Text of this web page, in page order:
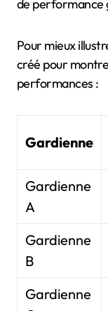
de performance
Pour mieux
créé pour
performances :
Gardienne
Gardienne
A
Gardienne
B
Gardienne